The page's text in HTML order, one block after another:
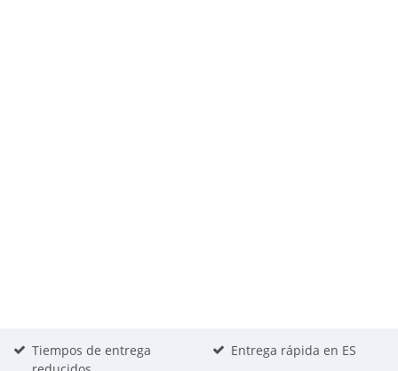
Tiempos de entrega
Entrega rápida en ES